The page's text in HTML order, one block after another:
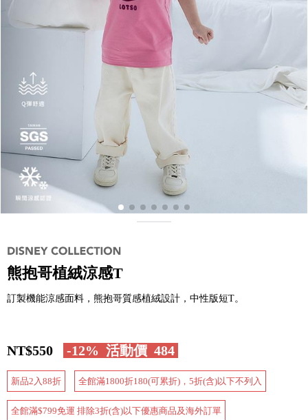
熊抱哥植絨涼感T
訂製機能涼感面料，熊抱哥質感植絨設計，中性版短T。
NT$550 -12% 活動價 484
新品2入88折 全館滿1800折180(可累折)，5折(含)以下不列入
全館滿$799免運 排除3折(含)以下優惠商品及海外訂單